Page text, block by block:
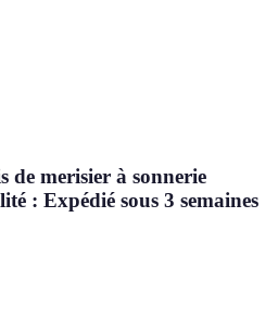
de merisier à sonnerie
: Expédié sous 3 semaines